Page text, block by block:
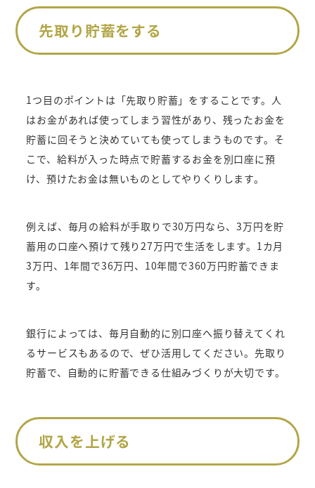
先取り貯蓄をする
1つ目のポイントは「先取り貯蓄」をすることです。人
はお金があれば使ってしまう習性があり、残ったお金を
貯蓄に回そうと決めていても使ってしまうものです。そ
こで、給料が入った時点で貯蓄するお金を別口座に預
け、預けたお金は無いものとしてやりくりします。
例えば、毎月の給料が手取りで30万円なら、3万円を貯
蓄用の口座へ預けて残り27万円で生活をします。1カ月
3万円、1年間で36万円、10年間で360万円貯蓄できま
す。
銀行によっては、毎月自動的に別口座へ振り替えてくれ
るサービスもあるので、ぜひ活用してください。先取り
貯蓄で、自動的に貯蓄できる仕組みづくりが大切です。
収入を上げる